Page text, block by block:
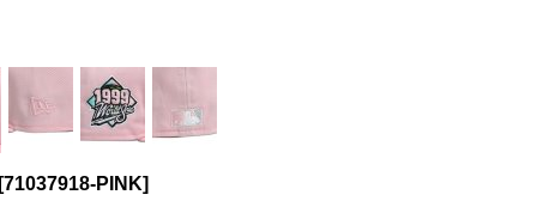
[71037918-PINK]